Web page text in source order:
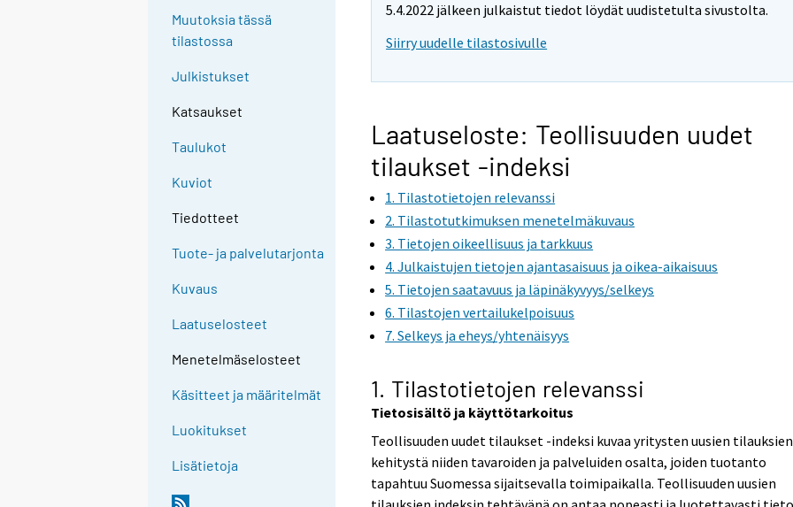
Muutoksia tässä
tilastossa
Julkistukset
Katsaukset
Taulukot
Kuviot
Tiedotteet
Tuote- ja palvelutarjonta
Kuvaus
Laatuselosteet
Menetelmäselosteet
Käsitteet ja määritelmät
Luokitukset
Lisätietoja
5.4.2022 jälkeen julkaistut tiedot löydät uudistetulta sivustolta.
Siirry uudelle tilastosivulle
Laatuseloste: Teollisuuden uudet
tilaukset -indeksi
1. Tilastotietojen relevanssi
2. Tilastotutkimuksen menetelmäkuvaus
3. Tietojen oikeellisuus ja tarkkuus
4. Julkaistujen tietojen ajantasaisuus ja oikea-aikaisuus
5. Tietojen saatavuus ja läpinäkyvyys/selkeys
6. Tilastojen vertailukelpoisuus
7. Selkeys ja eheys/yhtenäisyys
1. Tilastotietojen relevanssi
Tietosisältö ja käyttötarkoitus
Teollisuuden uudet tilaukset -indeksi kuvaa yritysten uusien tilauksien
kehitystä niiden tavaroiden ja palveluiden osalta, joiden tuotanto
tapahtuu Suomessa sijaitsevalla toimipaikalla. Teollisuuden uusien